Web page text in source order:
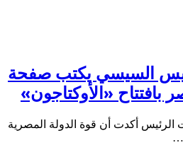
السيسي يكتب صفحة
بافتتاح «الأوكتاجون»
أكدت أن قوة الدولة المصرية
…